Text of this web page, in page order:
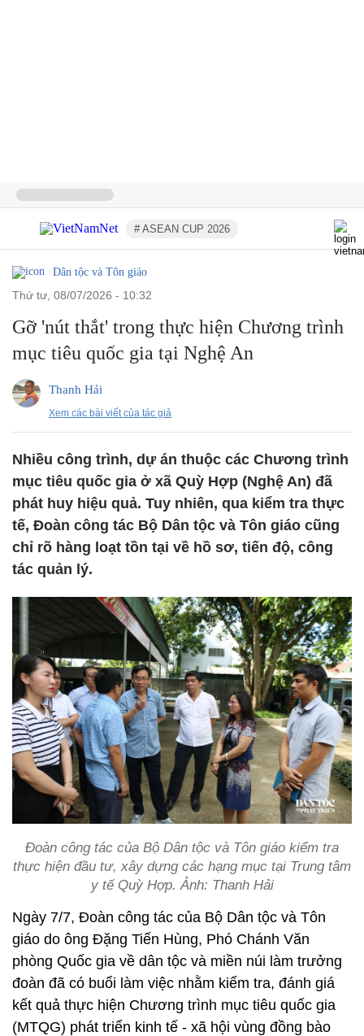
# ASEAN CUP 2026
Dân tộc và Tôn giáo
thứ tư, 08/07/2026 - 10:32
Gỡ 'nút thắt' trong thực hiện Chương trình
mục tiêu quốc gia tại Nghệ An
Thanh Hải
Xem các bài viết của tác giả
Nhiều công trình, dự án thuộc các Chương trình
mục tiêu quốc gia ở xã Quỳ Hợp (Nghệ An) đã
phát huy hiệu quả. Tuy nhiên, qua kiểm tra thực
tế, Đoàn công tác Bộ Dân tộc và Tôn giáo cũng
chỉ rõ hàng loạt tồn tại về hồ sơ, tiến độ, công
tác quản lý.
Đoàn công tác của Bộ Dân tộc và Tôn giáo kiểm tra
thực hiện đầu tư, xây dựng các hạng mục tại Trung tâm
y tế Quỳ Hợp. Ảnh: Thanh Hải
Ngày 7/7, Đoàn công tác của Bộ Dân tộc và Tôn
giáo do ông Đặng Tiến Hùng, Phó Chánh Văn
phòng Quốc gia về dân tộc và miền núi làm trưởng
đoàn đã có buổi làm việc nhằm kiểm tra, đánh giá
kết quả thực hiện Chương trình mục tiêu quốc gia
(MTQG) phát triển kinh tế - xã hội vùng đồng bào